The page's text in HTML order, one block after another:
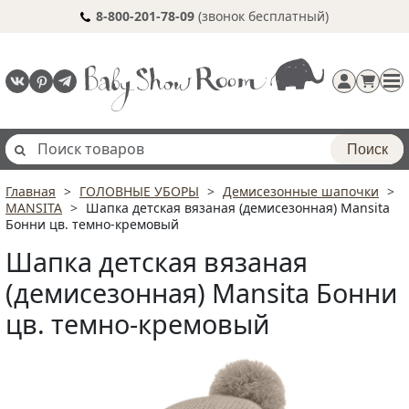
8-800-201-78-09 (звонок бесплатный)
Регистрация
Поиск
Главная ГОЛОВНЫЕ УБОРЫ
Демисезонные шапочки
MANSITA
Шапка детская вязаная (демисезонная) Mansita
Бонни цв. темно-кремовый
Шапка детская вязаная
(демисезонная) Mansita Бонни
цв. темно-кремовый